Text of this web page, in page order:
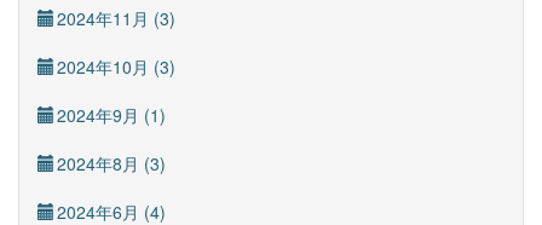
2024年11月 (3)
2024年10月 (3)
2024年9月 (1)
2024年8月 (3)
2024年6月 (4)